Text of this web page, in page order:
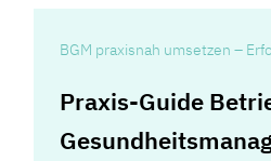
BGM praxisnah umsetzen –
Praxis-Guide